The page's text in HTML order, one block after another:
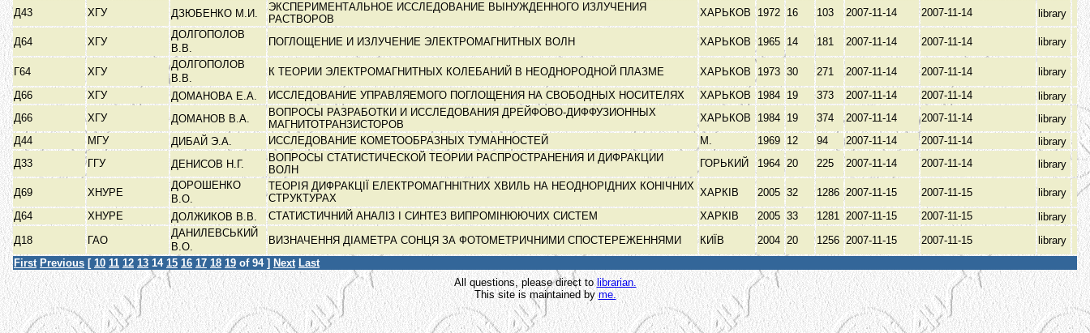
Д43
ХГУ ДЗЮБЕНКО М.И.
ЭКСПЕРИМЕНТАЛЬНОЕ ИССЛЕДОВАНИЕ ВЫНУЖДЕННОГО ИЗЛУЧЕНИЯ
РАСТВОРОВ
ХАРЬКОВ 1972 16 103 2007-11-14 2007-11-14 library
Д64 ХГУ
ДОЛГОПОЛОВ
В.В.
ПОГЛОЩЕНИЕ И ИЗЛУЧЕНИЕ ЭЛЕКТРОМАГНИТНЫХ ВОЛН ХАРЬКОВ 1965 14 181 2007-11-14 2007-11-14 library
Г64 ХГУ
ДОЛГОПОЛОВ
В.В.
К ТЕОРИИ ЭЛЕКТРОМАГНИТНЫХ КОЛЕБАНИЙ В НЕОДНОРОДНОЙ ПЛАЗМЕ ХАРЬКОВ 1973 30 271 2007-11-14 2007-11-14
library
Д66
ХГУ ДОМАНОВА Е.А. ИССЛЕДОВАНИЕ УПРАВЛЯЕМОГО ПОГЛОЩЕНИЯ НА СВОБОДНЫХ НОСИТЕЛЯХ ХАРЬКОВ 1984 19 373 2007-11-14 2007-11-14
library
Д66
ХГУ ДОМАНОВ В.А.
ВОПРОСЫ РАЗРАБОТКИ И ИССЛЕДОВАНИЯ ДРЕЙФОВО-ДИФФУЗИОННЫХ
МАГНИТОТРАНЗИСТОРОВ
ХАРЬКОВ 1984 19 374 2007-11-14 2007-11-14
library
Д44
МГУ ДИБАЙ Э.А. ИССЛЕДОВАНИЕ КОМЕТООБРАЗНЫХ ТУМАННОСТЕЙ М. 1969 12 94 2007-11-14 2007-11-14
library
Д33
ГГУ ДЕНИСОВ Н.Г.
ВОПРОСЫ СТАТИСТИЧЕСКОЙ ТЕОРИИ РАСПРОСТРАНЕНИЯ И ДИФРАКЦИИ
ВОЛН
ГОРЬКИЙ 1964 20 225 2007-11-14 2007-11-14 library
Д69 ХНУРЕ
ДОРОШЕНКО
В.О.
ТЕОРІЯ ДИФРАКЦІЇ ЕЛЕКТРОМАГННІТНИХ ХВИЛЬ НА НЕОДНОРІДНИХ КОНІЧНИХ
СТРУКТУРАХ
ХАРКІВ 2005 32 1286 2007-11-15 2007-11-15
library
Д64
ХНУРЕ ДОЛЖИКОВ В.В. СТАТИСТИЧНИЙ АНАЛІЗ І СИНТЕЗ ВИПРОМІНЮЮЧИХ СИСТЕМ ХАРКІВ 2005 33 1281 2007-11-15 2007-11-15
library
Д18
ГАО
ДАНИЛЕВСЬКИЙ
В.О.
ВИЗНАЧЕННЯ ДІАМЕТРА СОНЦЯ ЗА ФОТОМЕТРИЧНИМИ СПОСТЕРЕЖЕННЯМИ КИЇВ 2004 20 1256 2007-11-15 2007-11-15
library
First Previous [ 10 11 12 13 14 15 16 17 18 19 of 94 ] Next Last
All questions, please direct tolibrarian.
This site is maintained byme.